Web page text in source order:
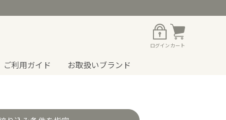
ログイン カート
ご利用ガイド
お取扱いブランド